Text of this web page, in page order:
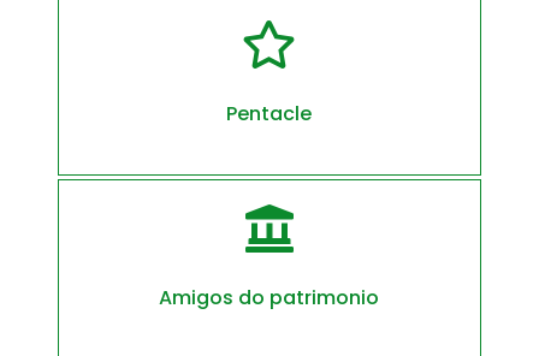

Pentacle

Amigos do patrimonio